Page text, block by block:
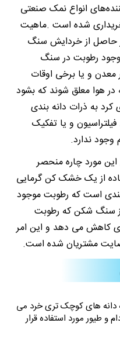
انواع نمک صنعتی
شده است .ماهیت
حاصل از خردایش سنگ
رطوبت در سنگ
و یا برخی اوقات
هوا معلق شوند که بشود
به ذرات دانه بندی
و یا تفکیک
وجود ندارد.
مورد چاره منحصر
از یک خشک کن گرمایی
بندی است که رطوبت موجود
سنگ شکن که رطوبت
کاهش می دهد و این امر
مشتریان شده است.
های کوچک تری خرد می
و طیور مورد استفاده قرار